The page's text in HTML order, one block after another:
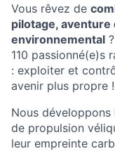
Vous rêvez de
pilotage,
environnemental ?
110 passionné(e)s
: exploiter et
avenir plus propre !
Nous développons
de propulsion
leur empreinte